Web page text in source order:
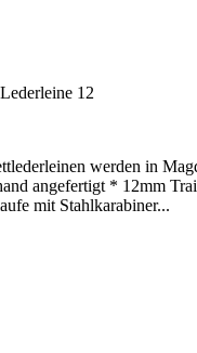
12
werden in
angefertigt * 12mm
mit Stahlkarabiner...